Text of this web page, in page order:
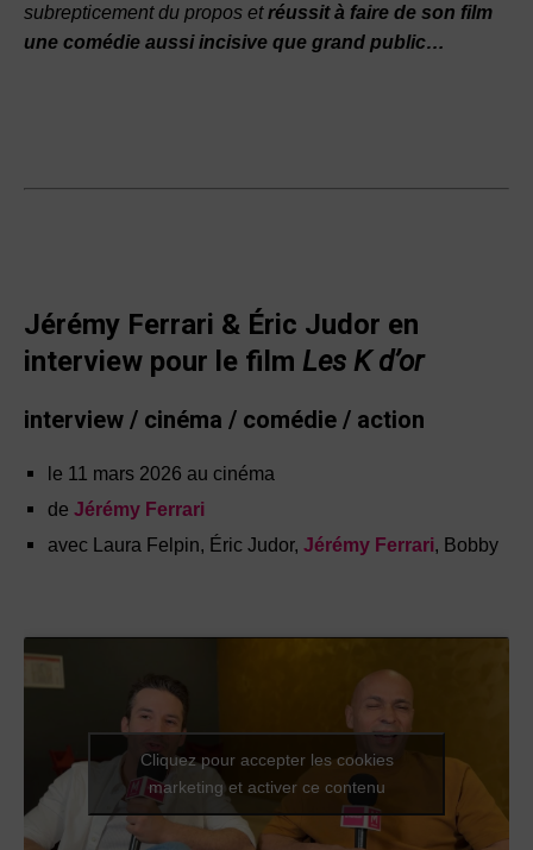
subrepticement du propos etréussit à faire de son film
une comédie aussi incisive que grand public…
Jérémy Ferrari & Éric Judor en
interview pour le film Les K d’or
interview / cinéma / comédie / action
le 11 mars 2026 au cinéma
de Jérémy Ferrari
avec Laura Felpin, Éric Judor, Jérémy Ferrari, Bobby
Cliquez pour accepter les cookies
marketing et activer ce contenu